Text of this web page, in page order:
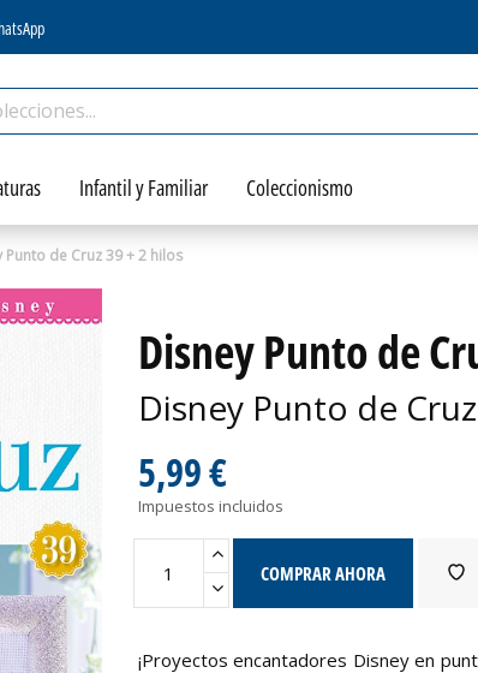
Infantil y Familiar Coleccionismo
Punto de Cruz 39 + 2 hilos
Disney Punto de
Disney Punto de
5,99 €
Impuestos incluidos
COMPRAR AHORA
¡Proyectos encantadores Disney en